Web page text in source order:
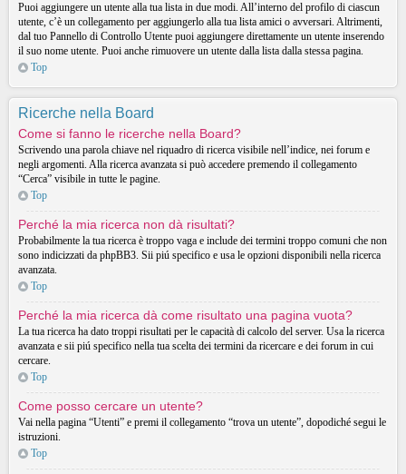
Puoi aggiungere un utente alla tua lista in due modi. All’interno del profilo di ciascun
utente, c’è un collegamento per aggiungerlo alla tua lista amici o avversari. Altrimenti,
dal tuo Pannello di Controllo Utente puoi aggiungere direttamente un utente inserendo
il suo nome utente. Puoi anche rimuovere un utente dalla lista dalla stessa pagina.
Top
Ricerche nella Board
Come si fanno le ricerche nella Board?
Scrivendo una parola chiave nel riquadro di ricerca visibile nell’indice, nei forum e
negli argomenti. Alla ricerca avanzata si può accedere premendo il collegamento
“Cerca” visibile in tutte le pagine.
Top
Perché la mia ricerca non dà risultati?
Probabilmente la tua ricerca è troppo vaga e include dei termini troppo comuni che non
sono indicizzati da phpBB3. Sii piú specifico e usa le opzioni disponibili nella ricerca
avanzata.
Top
Perché la mia ricerca dà come risultato una pagina vuota?
La tua ricerca ha dato troppi risultati per le capacità di calcolo del server. Usa la ricerca
avanzata e sii piú specifico nella tua scelta dei termini da ricercare e dei forum in cui
cercare.
Top
Come posso cercare un utente?
Vai nella pagina “Utenti” e premi il collegamento “trova un utente”, dopodiché segui le
istruzioni.
Top